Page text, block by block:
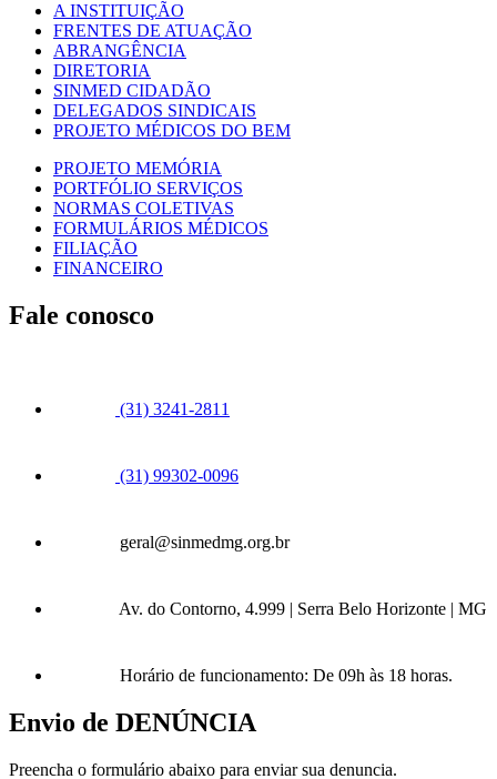
A INSTITUIÇÃO
FRENTES DE ATUAÇÃO
ABRANGÊNCIA
DIRETORIA
SINMED CIDADÃO
DELEGADOS SINDICAIS
PROJETO MÉDICOS DO BEM
PROJETO MEMÓRIA
PORTFÓLIO SERVIÇOS
NORMAS COLETIVAS
FORMULÁRIOS MÉDICOS
FILIAÇÃO
FINANCEIRO
Fale conosco
(31) 3241-2811
(31) 99302-0096
geral@sinmedmg.org.br
Av. do Contorno, 4.999 | Serra Belo Horizonte | MG
Horário de funcionamento: De 09h às 18 horas.
Envio de DENÚNCIA
Preencha o formulário abaixo para enviar sua denuncia.